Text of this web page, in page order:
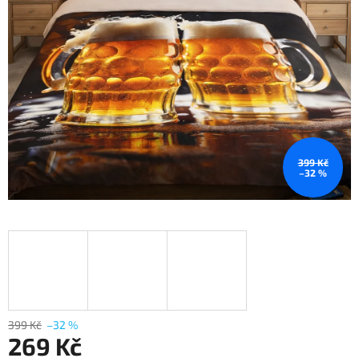
399 Kč
–32 %
399 Kč –32 %
269 Kč